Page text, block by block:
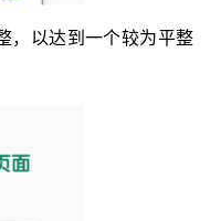
，以达到一个较为平整